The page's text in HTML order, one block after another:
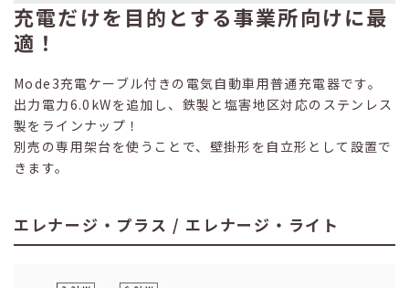
充電だけを目的とする事業所向けに最
適！
Mode3充電ケーブル付きの電気自動車用普通充電器です。
出力電力6.0kWを追加し、鉄製と塩害地区対応のステンレス
製をラインナップ！
別売の専用架台を使うことで、壁掛形を自立形として設置で
きます。
エレナージ・プラス / エレナージ・ライト